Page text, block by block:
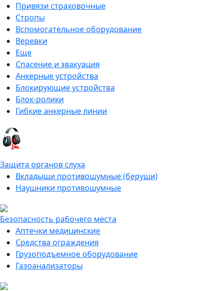
Привязи страховочные
Стропы
Вспомогательное оборудование
Веревки
Еще
Спасение и эвакуация
Анкерные устройства
Блокирующие устройства
Блок-ролики
Гибкие анкерные линии
Защита органов слуха
Вкладыши противошумные (беруши)
Наушники противошумные
Безопасность рабочего места
Аптечки медицинские
Средства ограждения
Грузоподъемное оборудование
Газоанализаторы